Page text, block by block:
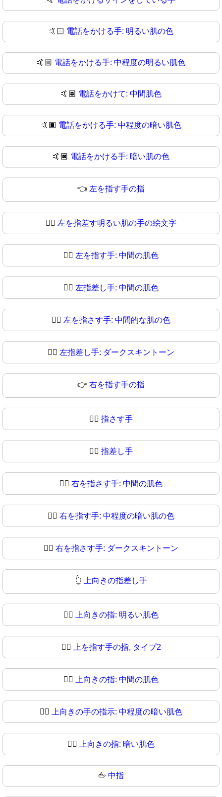
🤙🏻 電話をかける手: 明るい肌の色
🤙🏼 電話をかける手: 中程度の明るい肌色
🤙🏽 電話をかけて: 中間肌色
🤙🏾 電話をかける手: 中程度の暗い肌色
🤙🏿 電話をかける手: 暗い肌の色
👈 左を指す手の指
👈🏻 左を指差す明るい肌の手の絵文字
👈🏼 左を指す手: 中間の肌色
👈🏽 左指差し手: 中間の肌色
👈🏾 左を指さす手: 中間的な肌の色
👈🏿 左指差し手: ダークスキントーン
👉 右を指す手の指
👉🏻 指さす手
👉🏼 指差し手
👉🏽 右を指さす手: 中間の肌色
👉🏾 右を指す手: 中程度の暗い肌の色
👉🏿 右を指さす手: ダークスキントーン
👆 上向きの指差し手
👆🏻 上向きの指: 明るい肌色
👆🏼 上を指す手の指, タイプ2
👆🏽 上向きの指: 中間の肌色
👆🏾 上向きの手の指示: 中程度の暗い肌色
👆🏿 上向きの指: 暗い肌色
🖕 中指